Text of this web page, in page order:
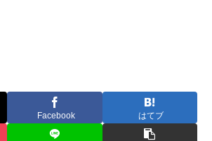
Facebook はてブ